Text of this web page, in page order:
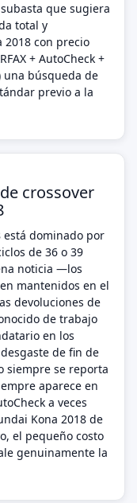
que sugiera
total y
2018 con precio
+ AutoCheck +
una búsqueda de
previo a la
crossover
está dominado por
de 36 o 39
noticia —los
mantenidos en el
devoluciones de
de trabajo
en los
de fin de
siempre se reporta
aparece en
a veces
Kona 2018 de
el pequeño costo
genuinamente la